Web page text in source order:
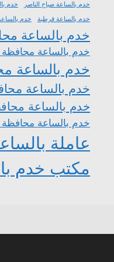
خدم بالساعة صباح الناصر
خدم
خدم بالساعة قرطبة
خدم
خدم بالساعة
خدم بالساعة محافظة
خدم بالساعة
خدم بالساعة
خدم بالساعة
خدم بالساعة محافظة
عاملة
مكتب خدم